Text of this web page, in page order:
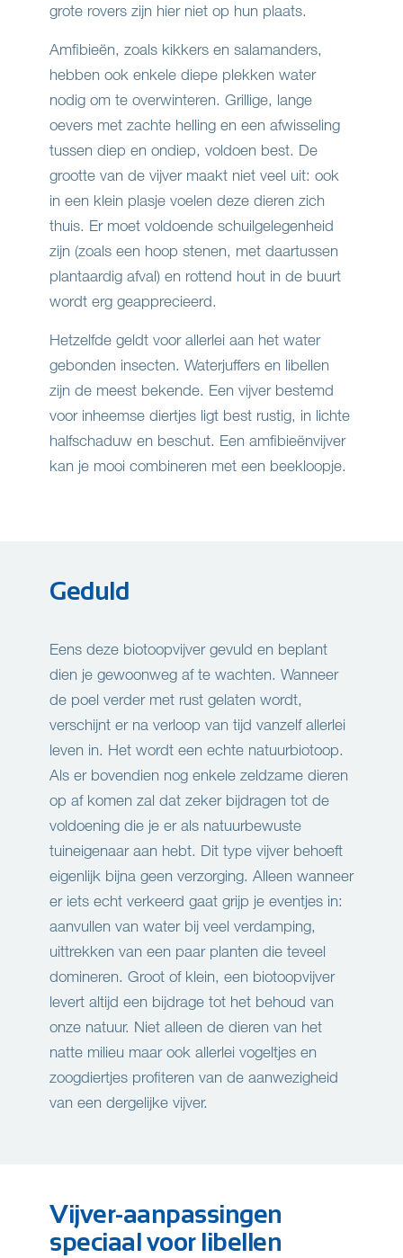
grote rovers zijn hier niet op hun plaats.
Amfibieën, zoals kikkers en salamanders,
hebben ook enkele diepe plekken water
nodig om te overwinteren. Grillige, lange
oevers met zachte helling en een afwisseling
tussen diep en ondiep, voldoen best. De
grootte van de vijver maakt niet veel uit: ook
in een klein plasje voelen deze dieren zich
thuis. Er moet voldoende schuilgelegenheid
zijn (zoals een hoop stenen, met daartussen
plantaardig afval) en rottend hout in de buurt
wordt erg geapprecieerd.
Hetzelfde geldt voor allerlei aan het water
gebonden insecten. Waterjuffers en libellen
zijn de meest bekende. Een vijver bestemd
voor inheemse diertjes ligt best rustig, in lichte
halfschaduw en beschut. Een amfibieënvijver
kan je mooi combineren met een beekloopje.
Geduld
Eens deze biotoopvijver gevuld en beplant
dien je gewoonweg af te wachten. Wanneer
de poel verder met rust gelaten wordt,
verschijnt er na verloop van tijd vanzelf allerlei
leven in. Het wordt een echte natuurbiotoop.
Als er bovendien nog enkele zeldzame dieren
op af komen zal dat zeker bijdragen tot de
voldoening die je er als natuurbewuste
tuineigenaar aan hebt. Dit type vijver behoeft
eigenlijk bijna geen verzorging. Alleen wanneer
er iets echt verkeerd gaat grijp je eventjes in:
aanvullen van water bij veel verdamping,
uittrekken van een paar planten die teveel
domineren. Groot of klein, een biotoopvijver
levert altijd een bijdrage tot het behoud van
onze natuur. Niet alleen de dieren van het
natte milieu maar ook allerlei vogeltjes en
zoogdiertjes profiteren van de aanwezigheid
van een dergelijke vijver.
Vijver-aanpassingen
speciaal voor libellen